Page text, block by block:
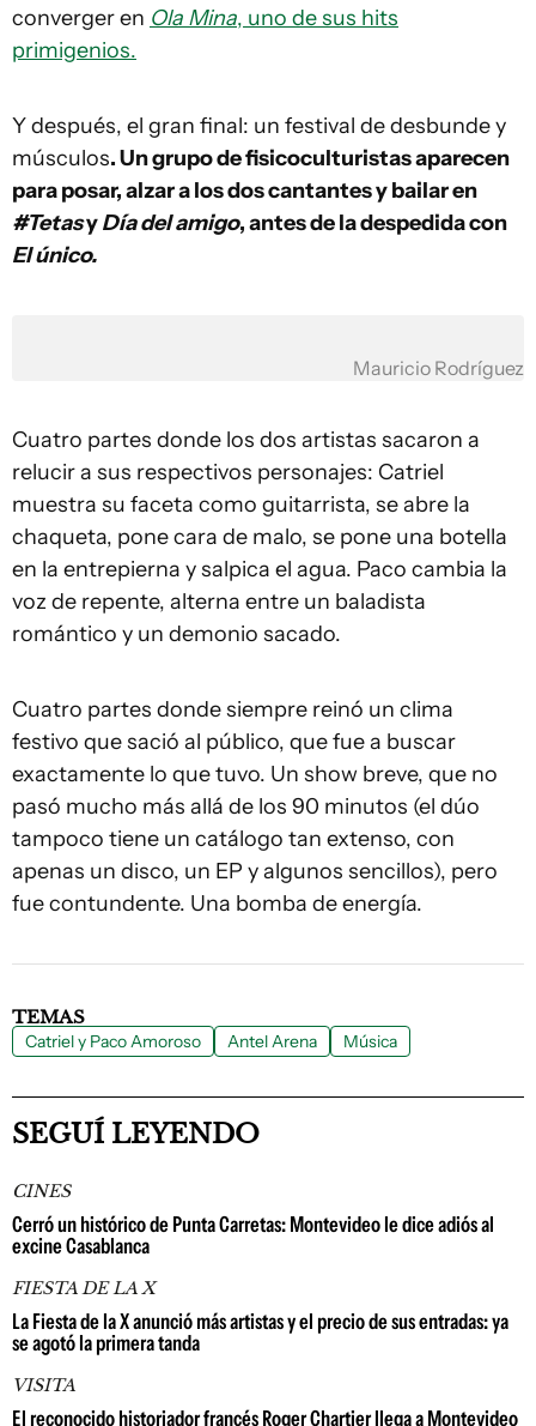
converger en Ola Mina, uno de sus hits
primigenios.
Y después, el gran final: un festival de desbunde y
músculos. Un grupo de fisicoculturistas aparecen
para posar, alzar a los dos cantantes y bailar en
#TetasyDía del amigo, antes de la despedida con
El único.
Mauricio Rodríguez
Cuatro partes donde los dos artistas sacaron a
relucir a sus respectivos personajes: Catriel
muestra su faceta como guitarrista, se abre la
chaqueta, pone cara de malo, se pone una botella
en la entrepierna y salpica el agua. Paco cambia la
voz de repente, alterna entre un baladista
romántico y un demonio sacado.
Cuatro partes donde siempre reinó un clima
festivo que sació al público, que fue a buscar
exactamente lo que tuvo. Un show breve, que no
pasó mucho más allá de los 90 minutos (el dúo
tampoco tiene un catálogo tan extenso, con
apenas un disco, un EP y algunos sencillos), pero
fue contundente. Una bomba de energía.
TEMAS
Catriel y Paco Amoroso Antel Arena Música
SEGUÍ LEYENDO
CINES
Cerró un histórico de Punta Carretas: Montevideo le dice adiós al
excine Casablanca
FIESTA DE LA X
La Fiesta de la X anunció más artistas y el precio de sus entradas: ya
se agotó la primera tanda
VISITA
El reconocido historiador francés Roger Chartier llega a Montevideo